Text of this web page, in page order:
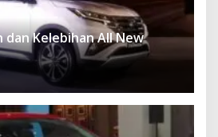
dan Kelebihan All New